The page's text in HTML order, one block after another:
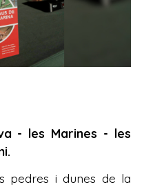
- les Marines - les
pedres i dunes de la